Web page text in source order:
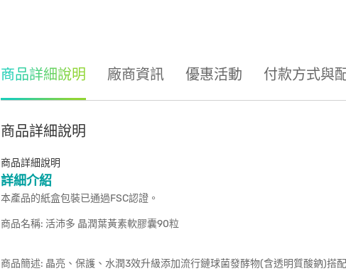
商品詳細說明 廠商資訊 優惠活動 付款方式與
商品詳細說明
商品詳細說明
詳細介紹
本產品的紙盒包裝已通過FSC認證。
商品名稱: 活沛多 晶潤葉黃素軟膠囊90粒
商品簡述: 晶亮、保護、水潤3效升級添加流行鏈球菌發酵物(含透明質酸鈉)搭